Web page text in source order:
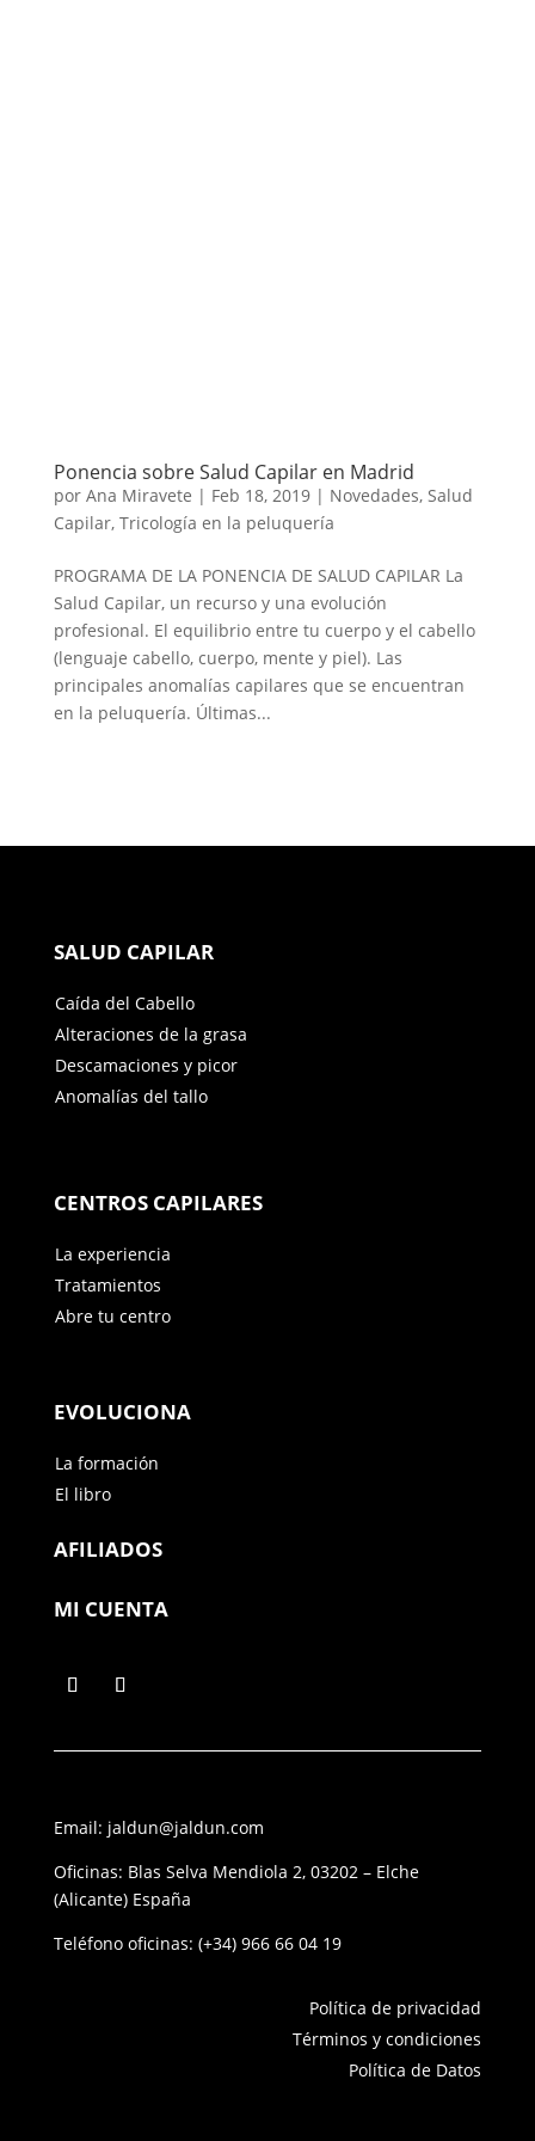
Ponencia sobre Salud Capilar en Madrid
por Ana Miravete | Feb 18, 2019| Novedades, Salud
Capilar, Tricología en la peluquería
PROGRAMA DE LA PONENCIA DE SALUD CAPILAR La
Salud Capilar, un recurso y una evolución
profesional. El equilibrio entre tu cuerpo y el cabello
(lenguaje cabello, cuerpo, mente y piel). Las
principales anomalías capilares que se encuentran
en la peluquería. Últimas...
SALUD CAPILAR
Caída del Cabello
Alteraciones de la grasa
Descamaciones y picor
Anomalías del tallo
CENTROS CAPILARES
La experiencia
Tratamientos
Abre tu centro
EVOLUCIONA
La formación
El libro
AFILIADOS
MI CUENTA
Email: jaldun@jaldun.com
Oficinas: Blas Selva Mendiola 2, 03202 – Elche
(Alicante) España
Teléfono oficinas: (+34) 966 66 04 19
Política de privacidad
Términos y condiciones
Política de Datos